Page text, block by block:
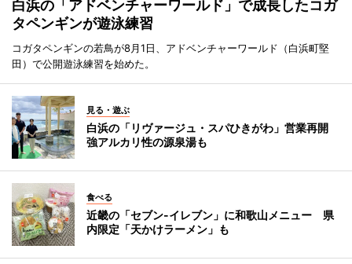
白浜の「アドベンチャーワールド」で成長したコガ
タペンギンが遊泳練習
コガタペンギンの若鳥が8月1日、アドベンチャーワールド（白浜町堅
田）で公開遊泳練習を始めた。
見る・遊ぶ
白浜の「リヴァージュ・スパひきがわ」営業再開
強アルカリ性の源泉湯も
食べる
近畿の「セブン-イレブン」に和歌山メニュー 県
内限定「天かけラーメン」も